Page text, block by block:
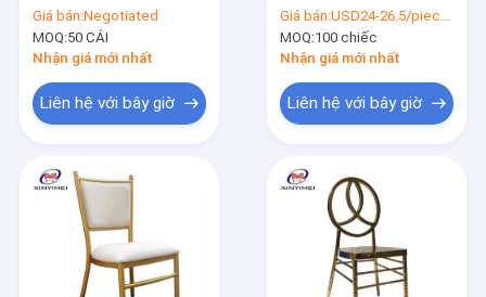
Round Back Sắt đa
dạng Cây tre
Giá bán:Negotiated
MOQ:50 CÁI
Nhận giá mới nhất
Liên hệ với bây giờ
Giá bán:USD24-26.5/pieces
MOQ:100 chiếc
Nhận giá mới nhất
Liên hệ với bây giờ